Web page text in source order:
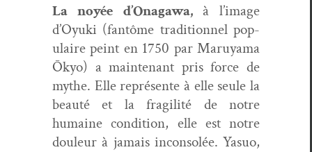
La noyée d’Onagawa, à l’image
d’Oyuki (fan­tôme tra­di­tion­nel pop­
u­laire peint en 1750 par Maruya­ma
Ōkyo) a main­tenant pris force de
mythe. Elle représente à elle seule la
beauté et la fragilité de notre
humaine con­di­tion, elle est notre
douleur à jamais incon­solée. Yasuo,